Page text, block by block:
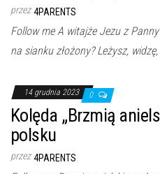
przez 4PARENTS
Follow me A witajże Jezu z
na sianku złożony? Leżysz,
14 grudnia 2023 0
Kolęda „Brzmią
polsku
przez 4PARENTS